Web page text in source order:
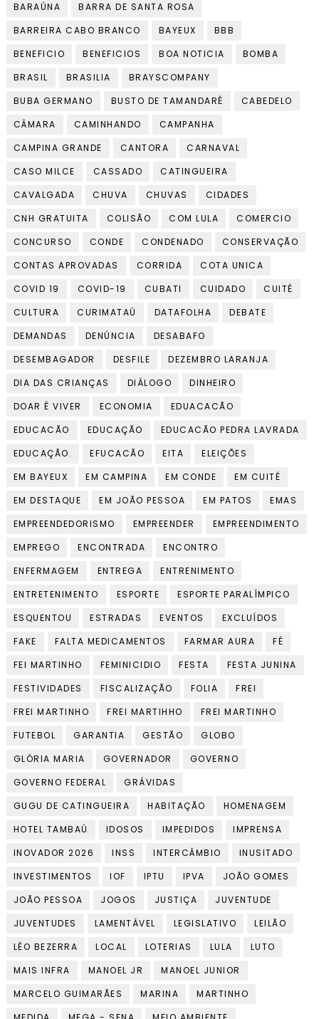
BARAÚNA
BARRA DE SANTA ROSA
BARREIRA CABO BRANCO
BAYEUX
BBB
BENEFICIO
BENEFICIOS BOA NOTICIA
BOMBA
BRASIL
BRASILIA
BRAYSCOMPANY
BUBA GERMANO
BUSTO DE TAMANDARÉ
CABEDELO
CÂMARA
CAMINHANDO
CAMPANHA
CAMPINA GRANDE
CANTORA
CARNAVAL
CASO MILCE
CASSADO
CATINGUEIRA
CAVALGADA
CHUVA CHUVAS
CIDADES
CNH GRATUITA
COLISÃO COM LULA
COMERCIO
CONCURSO
CONDE CONDENADO
CONSERVAÇÃO
CONTAS APROVADAS
CORRIDA
COTA UNICA
COVID 19
COVID-19 CUBATI CUIDADO
CUITÉ
CULTURA
CURIMATAÚ DATAFOLHA
DEBATE
DEMANDAS
DENÚNCIA
DESABAFO
DESEMBAGADOR
DESFILE
DEZEMBRO LARANJA
DIA DAS CRIANÇAS
DIÁLOGO
DINHEIRO
DOAR É VIVER
ECONOMIA
EDUACACÃO
EDUCACÃO
EDUCAÇÃO
EDUCACÃO PEDRA LAVRADA
EDUCAÇÃO.
EFUCACÃO EITA
ELEIÇÕES
EM BAYEUX
EM CAMPINA EM CONDE
EM CUITÉ
EM DESTAQUE
EM JOÃO PESSOA EM PATOS
EMAS
EMPREENDEDORISMO
EMPREENDER
EMPREENDIMENTO
EMPREGO
ENCONTRADA
ENCONTRO
ENFERMAGEM
ENTREGA
ENTRENIMENTO
ENTRETENIMENTO
ESPORTE
ESPORTE PARALÍMPICO
ESQUENTOU
ESTRADAS EVENTOS
EXCLUÍDOS
FAKE
FALTA MEDICAMENTOS FARMAR AURA
FÉ
FEI MARTINHO
FEMINICIDIO FESTA
FESTA JUNINA
FESTIVIDADES
FISCALIZAÇÃO FOLIA
FREI
FREI MARTINHO
FREI MARTIHHO
FREI MARTINHO
FUTEBOL
GARANTIA GESTÃO
GLOBO
GLÓRIA MARIA
GOVERNADOR
GOVERNO
GOVERNO FEDERAL
GRÁVIDAS
GUGU DE CATINGUEIRA
HABITAÇÃO
HOMENAGEM
HOTEL TAMBAÚ
IDOSOS IMPEDIDOS
IMPRENSA
INOVADOR 2026
INSS INTERCÂMBIO
INUSITADO
INVESTIMENTOS
IOF IPTU IPVA
JOÃO GOMES
JOÃO PESSOA
JOGOS JUSTIÇA
JUVENTUDE
JUVENTUDES
LAMENTÁVEL LEGISLATIVO
LEILÃO
LÉO BEZERRA
LOCAL LOTERIAS LULA
LUTO
MAIS INFRA
MANOEL JR
MANOEL JUNIOR
MARCELO GUIMARÃES
MARINA
MARTINHO